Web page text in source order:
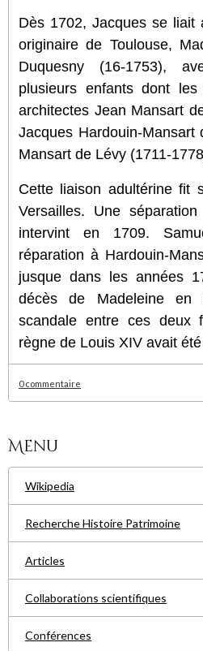
Dès 1702, Jacques se liait
originaire de Toulouse,
Duquesny (16-1753),
plusieurs enfants dont
architectes Jean Mansart
Jacques Hardouin-Mansart
Mansart de Lévy (1711-
Cette liaison adultérine fit
Versailles. Une
intervint en 1709.
réparation à Hardouin-
jusque dans les années
décès de Madeleine en
scandale entre ces deux
règne de Louis XIV avait
0 commentaire
Menu
Wikipedia
Recherche Histoire Patrimoine
Articles
Collaborations scientifiques
Conférences